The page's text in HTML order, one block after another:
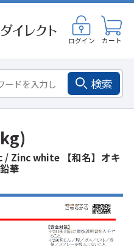
ログイン カート
検索
/ Zinc white 【和名】オキ
華